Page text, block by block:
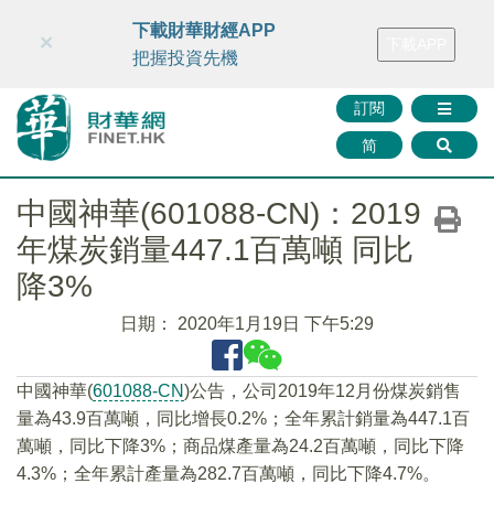
財華智庫網 FINTV FINMETA 財華證券 媒體矩陣
訂閱
简
×
下載財華財經APP
把握投資先機
中國神華(601088-CN)：2019
年煤炭銷量447.1百萬噸 同比
降3%
日期： 2020年1月19日 下午5:29
中國神華(601088-CN)公告，公司2019年12月份煤炭銷售
量為43.9百萬噸，同比增長0.2%；全年累計銷量為447.1百
萬噸，同比下降3%；商品煤產量為24.2百萬噸，同比下降
4.3%；全年累計產量為282.7百萬噸，同比下降4.7%。